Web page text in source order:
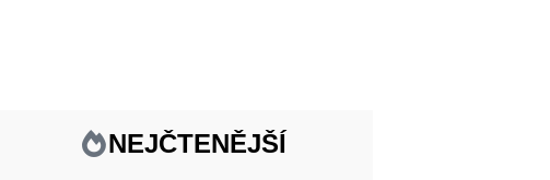
NEJČTENĚJŠÍ